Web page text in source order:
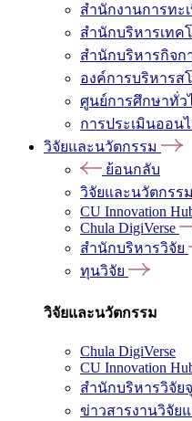
สำนักงานการทะ
สำนักบริหารเทค
สำนักบริหารกิจก
องค์การบริหารส
ศูนย์การศึกษาทั่ว
การประเมินออน
วิจัยและนวัตกรรม
ย้อนกลับ
วิจัยและนวัตกรรม
CU Innovation
Chula DigiVerse
สำนักบริหารวิจัย
ทุนวิจัย
วิจัยและนวัตกรรม
Chula DigiVerse
CU Innovation
สำนักบริหารวิจัย
ข่าวสารงานวิจัย